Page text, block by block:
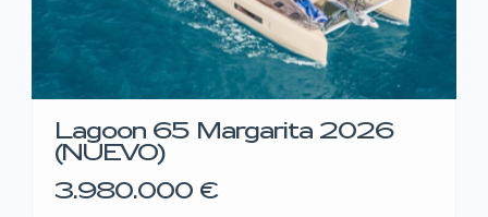
Lagoon 65 Margarita 2026
(NUEVO)
3.980.000 €